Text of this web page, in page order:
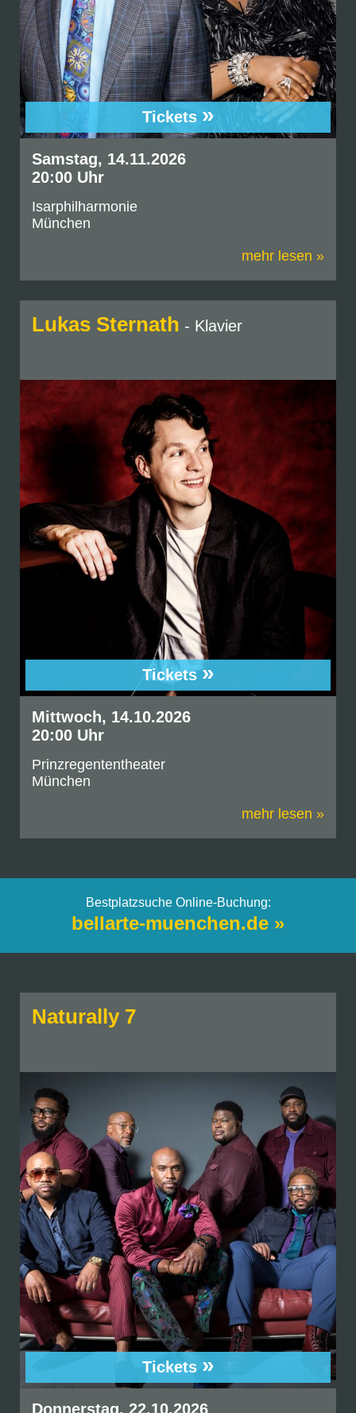
Tickets »
Samstag, 14.11.2026
20:00 Uhr
Isarphilharmonie
München
mehr lesen »
Lukas Sternath - Klavier
Tickets»
Mittwoch, 14.10.2026
20:00 Uhr
Prinzregententheater
München
mehr lesen »
Bestplatzsuche Online-Buchung:
bellarte-muenchen.de »
Naturally 7
Tickets »
Donnerstag, 22.10.2026